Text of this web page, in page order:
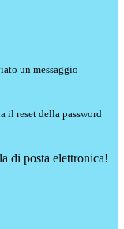
un messaggio
il reset della password
di posta elettronica!